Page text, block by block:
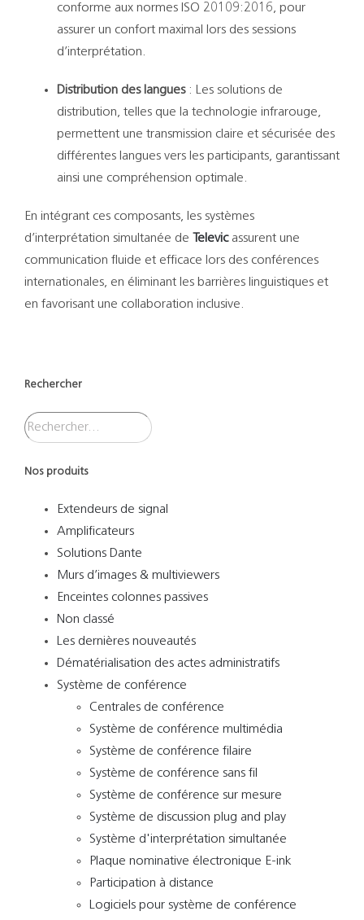
conforme aux normes ISO 20109:2016, pour
assurer un confort maximal lors des sessions
d’interprétation.
Distribution des langues: Les solutions de
distribution, telles que la technologie infrarouge,
permettent une transmission claire et sécurisée des
différentes langues vers les participants, garantissant
ainsi une compréhension optimale.
En intégrant ces composants, les systèmes
d’interprétation simultanée de Televic assurent une
communication fluide et efficace lors des conférences
internationales, en éliminant les barrières linguistiques et
en favorisant une collaboration inclusive.
Rechercher
Nos produits
Extendeurs de signal
Amplificateurs
Solutions Dante
Murs d’images & multiviewers
Enceintes colonnes passives
Non classé
Les dernières nouveautés
Dématérialisation des actes administratifs
Système de conférence
Centrales de conférence
Système de conférence multimédia
Système de conférence filaire
Système de conférence sans fil
Système de conférence sur mesure
Système de discussion plug and play
Système d'interprétation simultanée
Plaque nominative électronique E-ink
Participation à distance
Logiciels pour système de conférence